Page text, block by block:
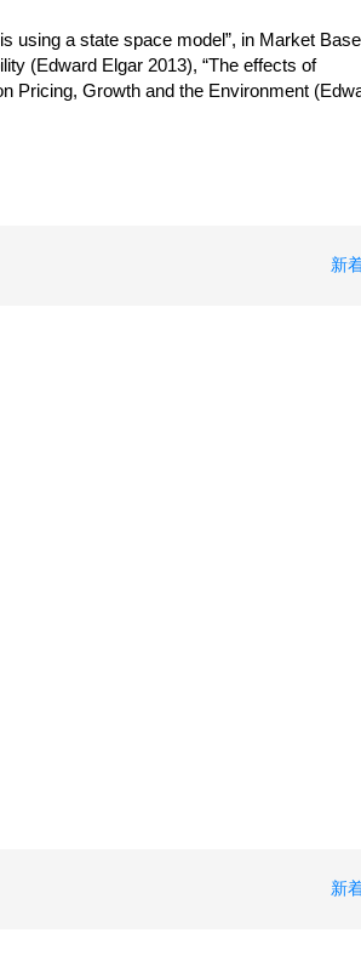
using a state space model”, in Market
(Edward Elgar 2013), “The effects of
Pricing, Growth and the Environment
新
新